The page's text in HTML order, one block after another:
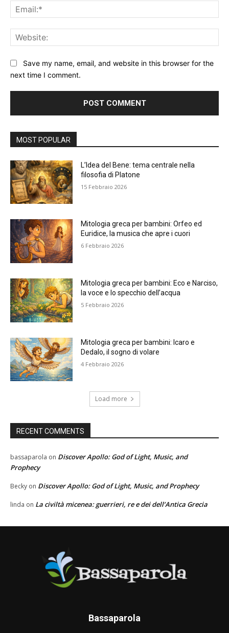
Save my name, email, and website in this browser for the
next time I comment.
MOST POPULAR
L’Idea del Bene: tema centrale nella
filosofia di Platone
15 Febbraio 2026
Mitologia greca per bambini: Orfeo ed
Euridice, la musica che apre i cuori
6 Febbraio 2026
Mitologia greca per bambini: Eco e Narciso,
la voce e lo specchio dell’acqua
5 Febbraio 2026
Mitologia greca per bambini: Icaro e
Dedalo, il sogno di volare
4 Febbraio 2026
Load more
RECENT COMMENTS
bassaparola on Discover Apollo: God of Light, Music, and
Prophecy
Becky on Discover Apollo: God of Light, Music, and Prophecy
linda on La civiltà micenea: guerrieri, re e dei dell’Antica Grecia
Bassaparola